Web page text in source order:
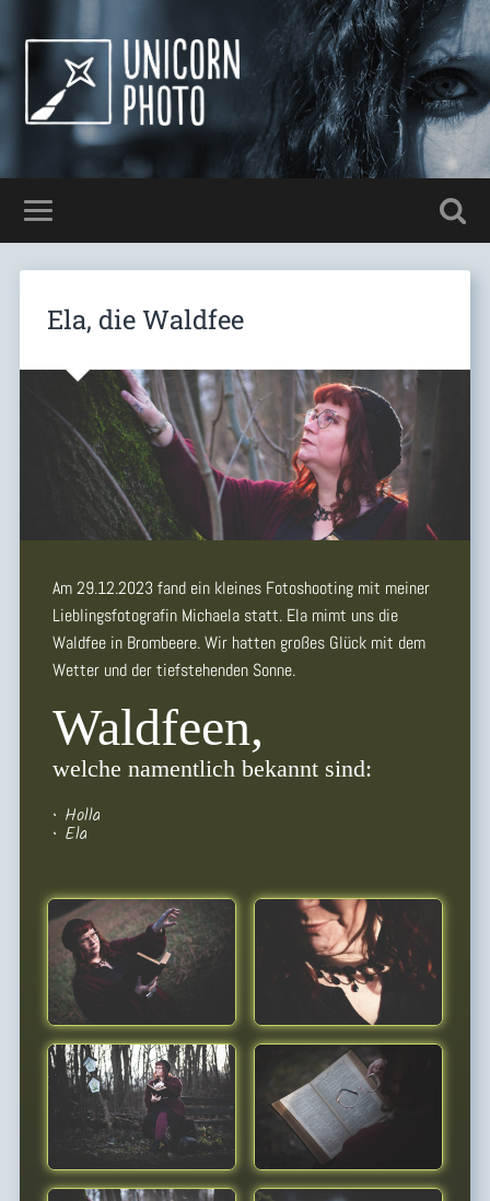
Ela, die Waldfee
Am 29.12.2023 fand ein kleines Fotoshooting mit meiner
Lieblingsfotografin Michaela statt. Ela mimt uns die
Waldfee in Brombeere. Wir hatten großes Glück mit dem
Wetter und der tiefstehenden Sonne.
Waldfeen,
welche namentlich bekannt sind:
• Holla
• Ela